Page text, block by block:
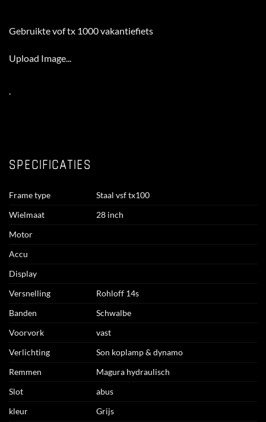
Gebruikte vof tx 1000 vakantiefiets
Upload Image...
.
SPECIFICATIES
Frame type
Staal vsf tx100
Wielmaat
28 inch
Motor
Accu
Display
Versnelling
Rohloff 14s
Banden
Schwalbe
Voorvork
vast
Verlichting
Son koplamp & dynamo
Remmen
Magura hydraulisch
Slot
abus
kleur
Grijs